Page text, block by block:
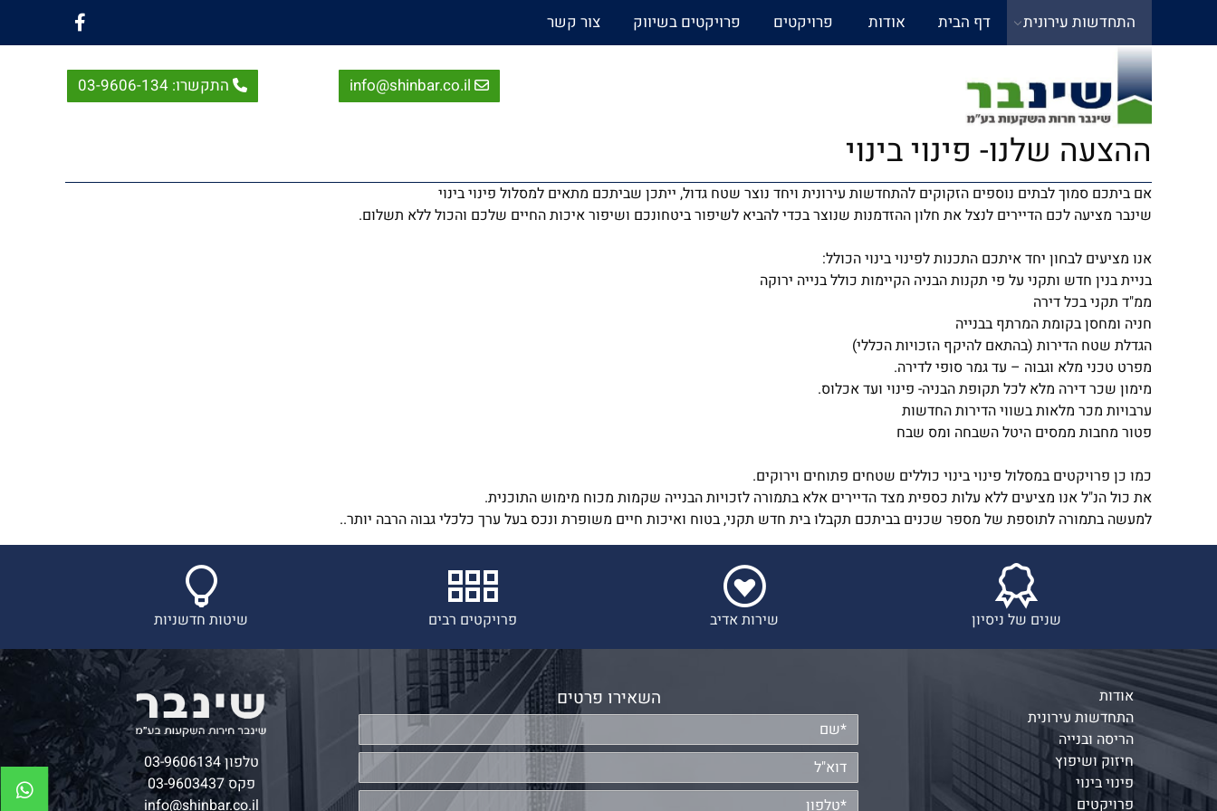
info@shinbar.co.il התקשרו: 03-9606-134
התחדשות עירונית דף הבית אודות פרויקטים פרויקטים בשיווק צור קשר
ההצעה שלנו- פינוי בינוי
אם ביתכם סמוך לבתים נוספים הזקוקים להתחדשות עירונית ויחד נוצר שטח גדול, ייתכן שביתכם מתאים למסלול פינוי בינוי
שינבר מציעה לכם הדיירים לנצל את חלון ההזדמנות שנוצר בכדי להביא לשיפור ביטחונכם ושיפור איכות החיים שלכם והכול ללא תשלום.
אנו מציעים לבחון יחד איתכם התכנות לפינוי בינוי הכולל:
בניית בנין חדש ותקני על פי תקנות הבניה הקיימות כולל בנייה ירוקה
ממ"ד תקני בכל דירה
חניה ומחסן בקומת המרתף בבנייה
הגדלת שטח הדירות (בהתאם להיקף הזכויות הכללי)
מפרט טכני מלא וגבוה – עד גמר סופי לדירה.
מימון שכר דירה מלא לכל תקופת הבניה- פינוי ועד אכלוס.
ערבויות מכר מלאות בשווי הדירות החדשות
פטור מחבות ממסים היטל השבחה ומס שבח
כמו כן פרויקטים במסלול פינוי בינוי כוללים שטחים פתוחים וירוקים.
את כול הנ"ל אנו מציעים ללא עלות כספית מצד הדיירים אלא בתמורה לזכויות הבנייה שקמות מכוח מימוש התוכנית.
למעשה בתמורה לתוספת של מספר שכנים בביתכם תקבלו בית חדש תקני, בטוח ואיכות חיים משופרת ונכס בעל ערך כלכלי גבוה הרבה יותר..
שנים של ניסיון שירות אדיב פרויקטים רבים שיטות חדשניות
אודות
התחדשות עירונית
הריסה ובנייה
חיזוק ושיפוץ
פינוי בינוי
פרויקטים
השאירו פרטים
טלפון03-9606134
פקס 03-9603437
info@shinbar.co.il